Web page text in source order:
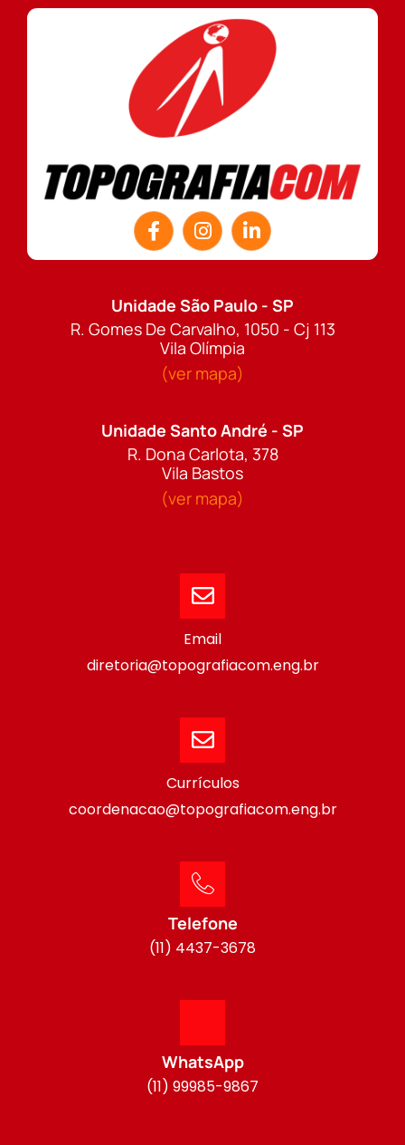
Unidade São Paulo - SP
R. Gomes De Carvalho, 1050 - Cj 113
Vila Olímpia
(ver mapa)
Unidade Santo André - SP
R. Dona Carlota, 378
Vila Bastos
(ver mapa)
Email
diretoria@topografiacom.eng.br
Currículos
coordenacao@topografiacom.eng.br
Telefone
(11) 4437-3678
WhatsApp
(11) 99985-9867